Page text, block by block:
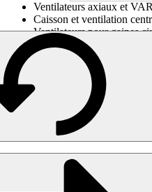
Ventilateurs axiaux et VAR
Caisson et ventilation
Ventilateurs pour gaines
Ventilateurs pour gaines
Tourelles de toiture
Désenfumage, détection
Ventilateurs antidéflagrants
Mesurer. Contrôler. Réguler.
Traitement d'air
Accessoires aérauliques